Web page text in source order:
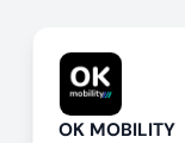
OK MOBILITY